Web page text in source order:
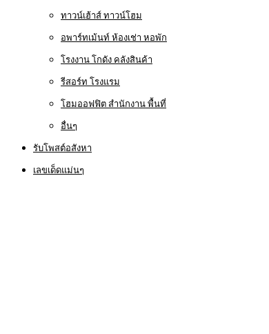
ทาวน์เฮ้าส์ ทาวน์โฮม
อพาร์ทเม้นท์ ห้องเช่า หอพัก
โรงงาน โกดัง คลังสินค้า
รีสอร์ท โรงแรม
โฮมออฟฟิต สำนักงาน พื้นที่
อื่นๆ
รับโพสต์อสังหา
เลขเด็ดแม่นๆ